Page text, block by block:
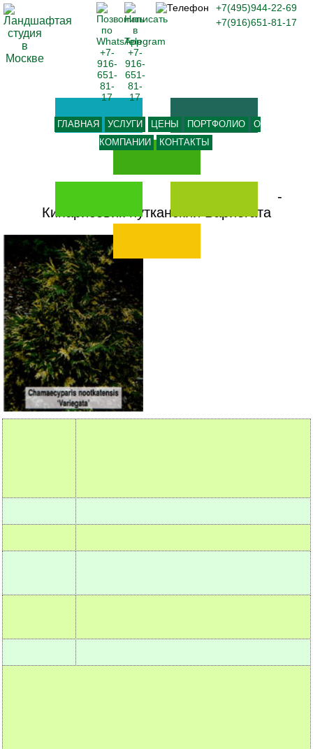
-
Кипарисовик нутканский Вариегата
+7(495)944-22-69
+7(916)651-81-17
ГЛАВНАЯ УСЛУГИ ЦЕНЫ ПОРТФОЛИО
О
КОМПАНИИ
КОНТАКТЫ